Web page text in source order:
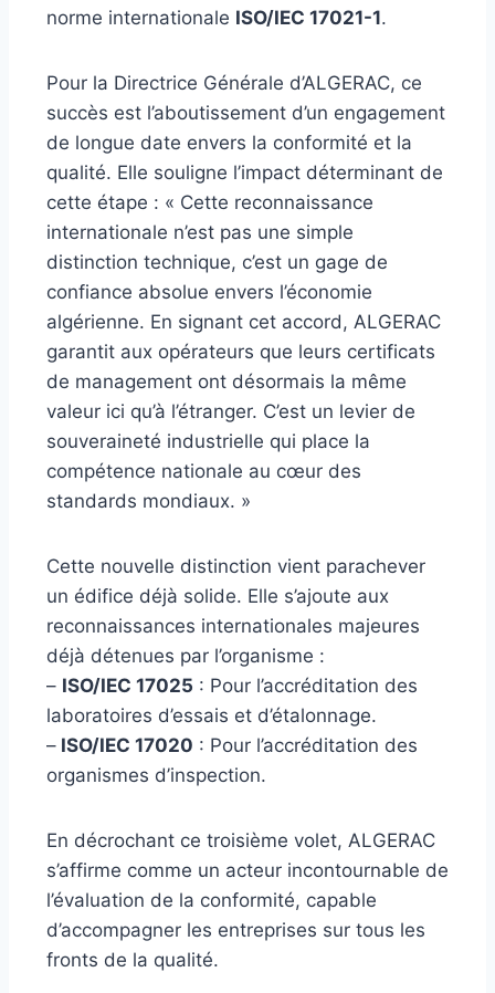
norme internationale ISO/IEC 17021-1.
Pour la Directrice Générale d’ALGERAC, ce
succès est l’aboutissement d’un engagement
de longue date envers la conformité et la
qualité. Elle souligne l’impact déterminant de
cette étape : « Cette reconnaissance
internationale n’est pas une simple
distinction technique, c’est un gage de
confiance absolue envers l’économie
algérienne. En signant cet accord, ALGERAC
garantit aux opérateurs que leurs certificats
de management ont désormais la même
valeur ici qu’à l’étranger. C’est un levier de
souveraineté industrielle qui place la
compétence nationale au cœur des
standards mondiaux. »
Cette nouvelle distinction vient parachever
un édifice déjà solide. Elle s’ajoute aux
reconnaissances internationales majeures
déjà détenues par l’organisme :
– ISO/IEC 17025 : Pour l’accréditation des
laboratoires d’essais et d’étalonnage.
– ISO/IEC 17020 : Pour l’accréditation des
organismes d’inspection.
En décrochant ce troisième volet, ALGERAC
s’affirme comme un acteur incontournable de
l’évaluation de la conformité, capable
d’accompagner les entreprises sur tous les
fronts de la qualité.